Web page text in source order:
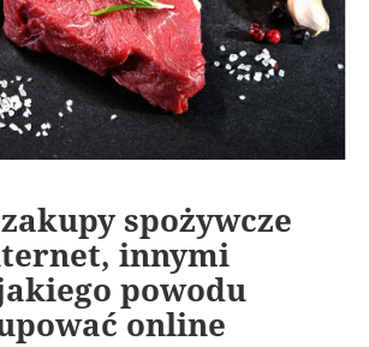
spożywcze
innymi
powodu
online